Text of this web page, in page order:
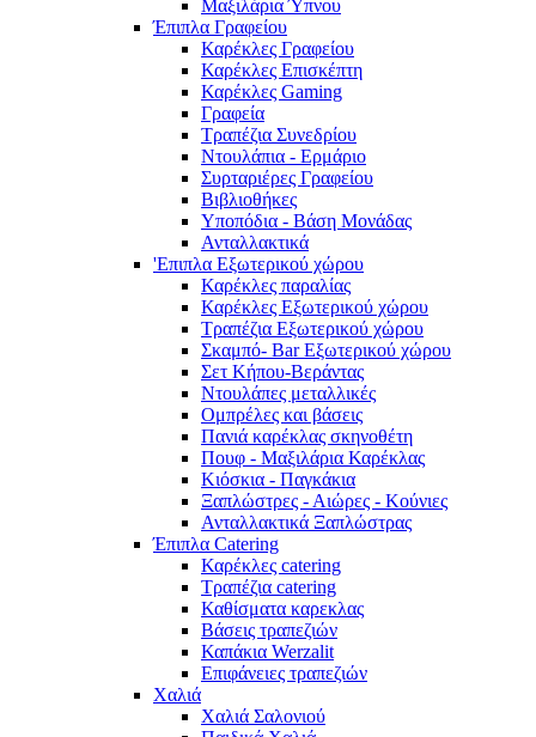
Μαξιλάρια Ύπνου
Έπιπλα Γραφείου
Καρέκλες Γραφείου
Καρέκλες Επισκέπτη
Καρέκλες Gaming
Γραφεία
Τραπέζια Συνεδρίου
Ντουλάπια - Ερμάριο
Συρταριέρες Γραφείου
Βιβλιοθήκες
Υποπόδια - Βάση Μονάδας
Ανταλλακτικά
'Επιπλα Εξωτερικού χώρου
Καρέκλες παραλίας
Καρέκλες Εξωτερικού χώρου
Τραπέζια Εξωτερικού χώρου
Σκαμπό- Bar Εξωτερικού χώρου
Σετ Κήπου-Βεράντας
Ντουλάπες μεταλλικές
Ομπρέλες και βάσεις
Πανιά καρέκλας σκηνοθέτη
Πουφ - Μαξιλάρια Καρέκλας
Κιόσκια - Παγκάκια
Ξαπλώστρες - Αιώρες - Κούνιες
Ανταλλακτικά Ξαπλώστρας
Έπιπλα Catering
Καρέκλες catering
Τραπέζια catering
Καθίσματα καρεκλας
Βάσεις τραπεζιών
Καπάκια Werzalit
Επιφάνειες τραπεζιών
Χαλιά
Χαλιά Σαλονιού